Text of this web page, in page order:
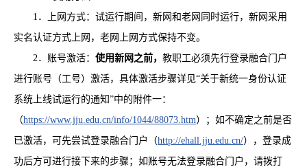
1．上网方式：试运行期间，新网和老网同时运行，新网采用
实名认证方式上网，老网上网方式保持不变。
2．账号激活： 使用新网之前， 教职工必须先行登录融合门户
进行账号（工号）激活，具体激活步骤详见“关于新统一身份认证
系统上线试运行的通知”中的附件一：
（https://www.jju.edu.cn/info/1044/88073.htm）；如不确定之前是否
已激活，可先尝试登录融合门户（http://ehall.jju.edu.cn/），登录成
功后方可进行接下来的步骤；如账号无法登录融合门户，请拨打